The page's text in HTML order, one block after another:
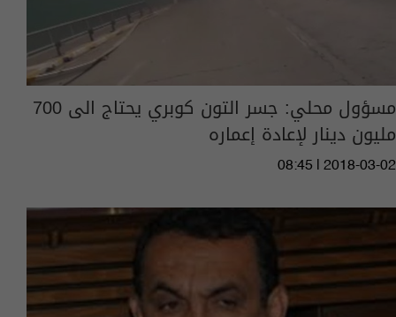
مسؤول محلي: جسر التون كوبري يحتاج الى 700
مليون دينار لإعادة إعماره
08:45 | 2018-03-02